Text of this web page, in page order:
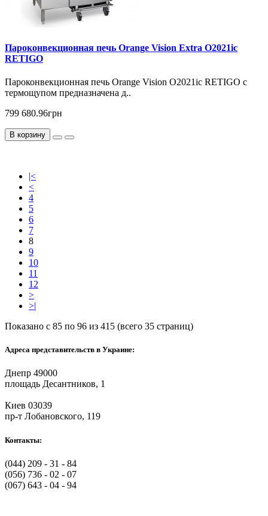
Пароконвекционная печь Orange Vision Extra O2021ic
RETIGO
Пароконвекционная печь Orange Vision O2021ic RETIGO с
термощупом предназначена д..
799 680.96грн
В корзину
|<
<
4
5
6
7
8
9
10
11
12
>
>|
Показано с 85 по 96 из 415 (всего 35 страниц)
Адреса представительств в Украине:
Днепр 49000
площадь Десантников, 1
Киев 03039
пр-т Лобановского, 119
Контакты:
(044) 209 - 31 - 84
(056) 736 - 02 - 07
(067) 643 - 04 - 94